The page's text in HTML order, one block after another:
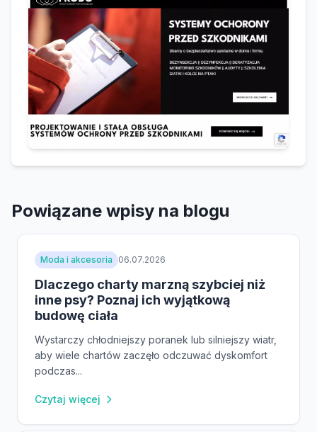
Powiązane wpisy na blogu
Moda i akcesoria 06.07.2026
Dlaczego charty marzną szybciej niż
inne psy? Poznaj ich wyjątkową
budowę ciała
Wystarczy chłodniejszy poranek lub silniejszy wiatr,
aby wiele chartów zaczęło odczuwać dyskomfort
podczas...
Czytaj więcej